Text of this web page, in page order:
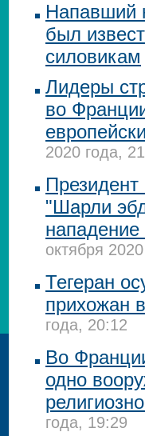
Напавший
был
силовикам
Лидеры
во
2020 года,
"Шарли
октября
Тегеран
прихожан
года, 20:12
Во
одно
года, 19:29